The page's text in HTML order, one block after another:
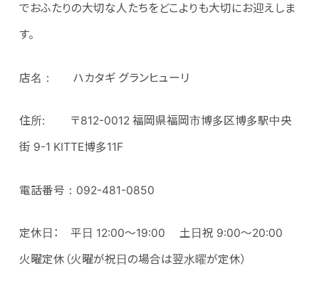
でおふたりの大切な人たちをどこよりも大切にお迎えしま
す。
店名： ハカタギ グランヒューリ
住所: 〒812-0012 福岡県福岡市博多区博多駅中央
街 9-1 KITTE博多11F
電話番号：092-481-0850
定休日： 平日 12:00～19:00 土日祝 9:00～20:00
火曜定休（火曜が祝日の場合は翌水曜が定休）